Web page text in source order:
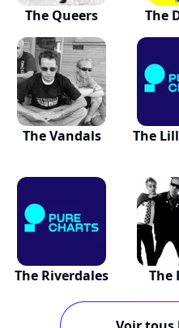
The Queers The
The Vandals The
The Riverdales The